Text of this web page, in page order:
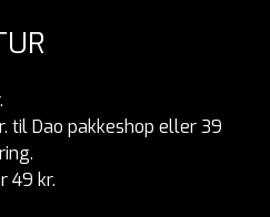
til Dao pakkeshop eller 39
49 kr.